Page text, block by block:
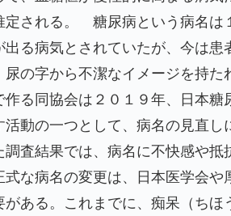
定される。 糖尿病という病名は
る病気とされていたが、今は患
尿の字から不潔なイメージを持
る同協会は２０１９年、日本糖
動の一つとして、病名の見直し
査結果では、病名に不快感や抵
な病名の変更は、日本医学会や
ある。これまでに、痴呆（ち